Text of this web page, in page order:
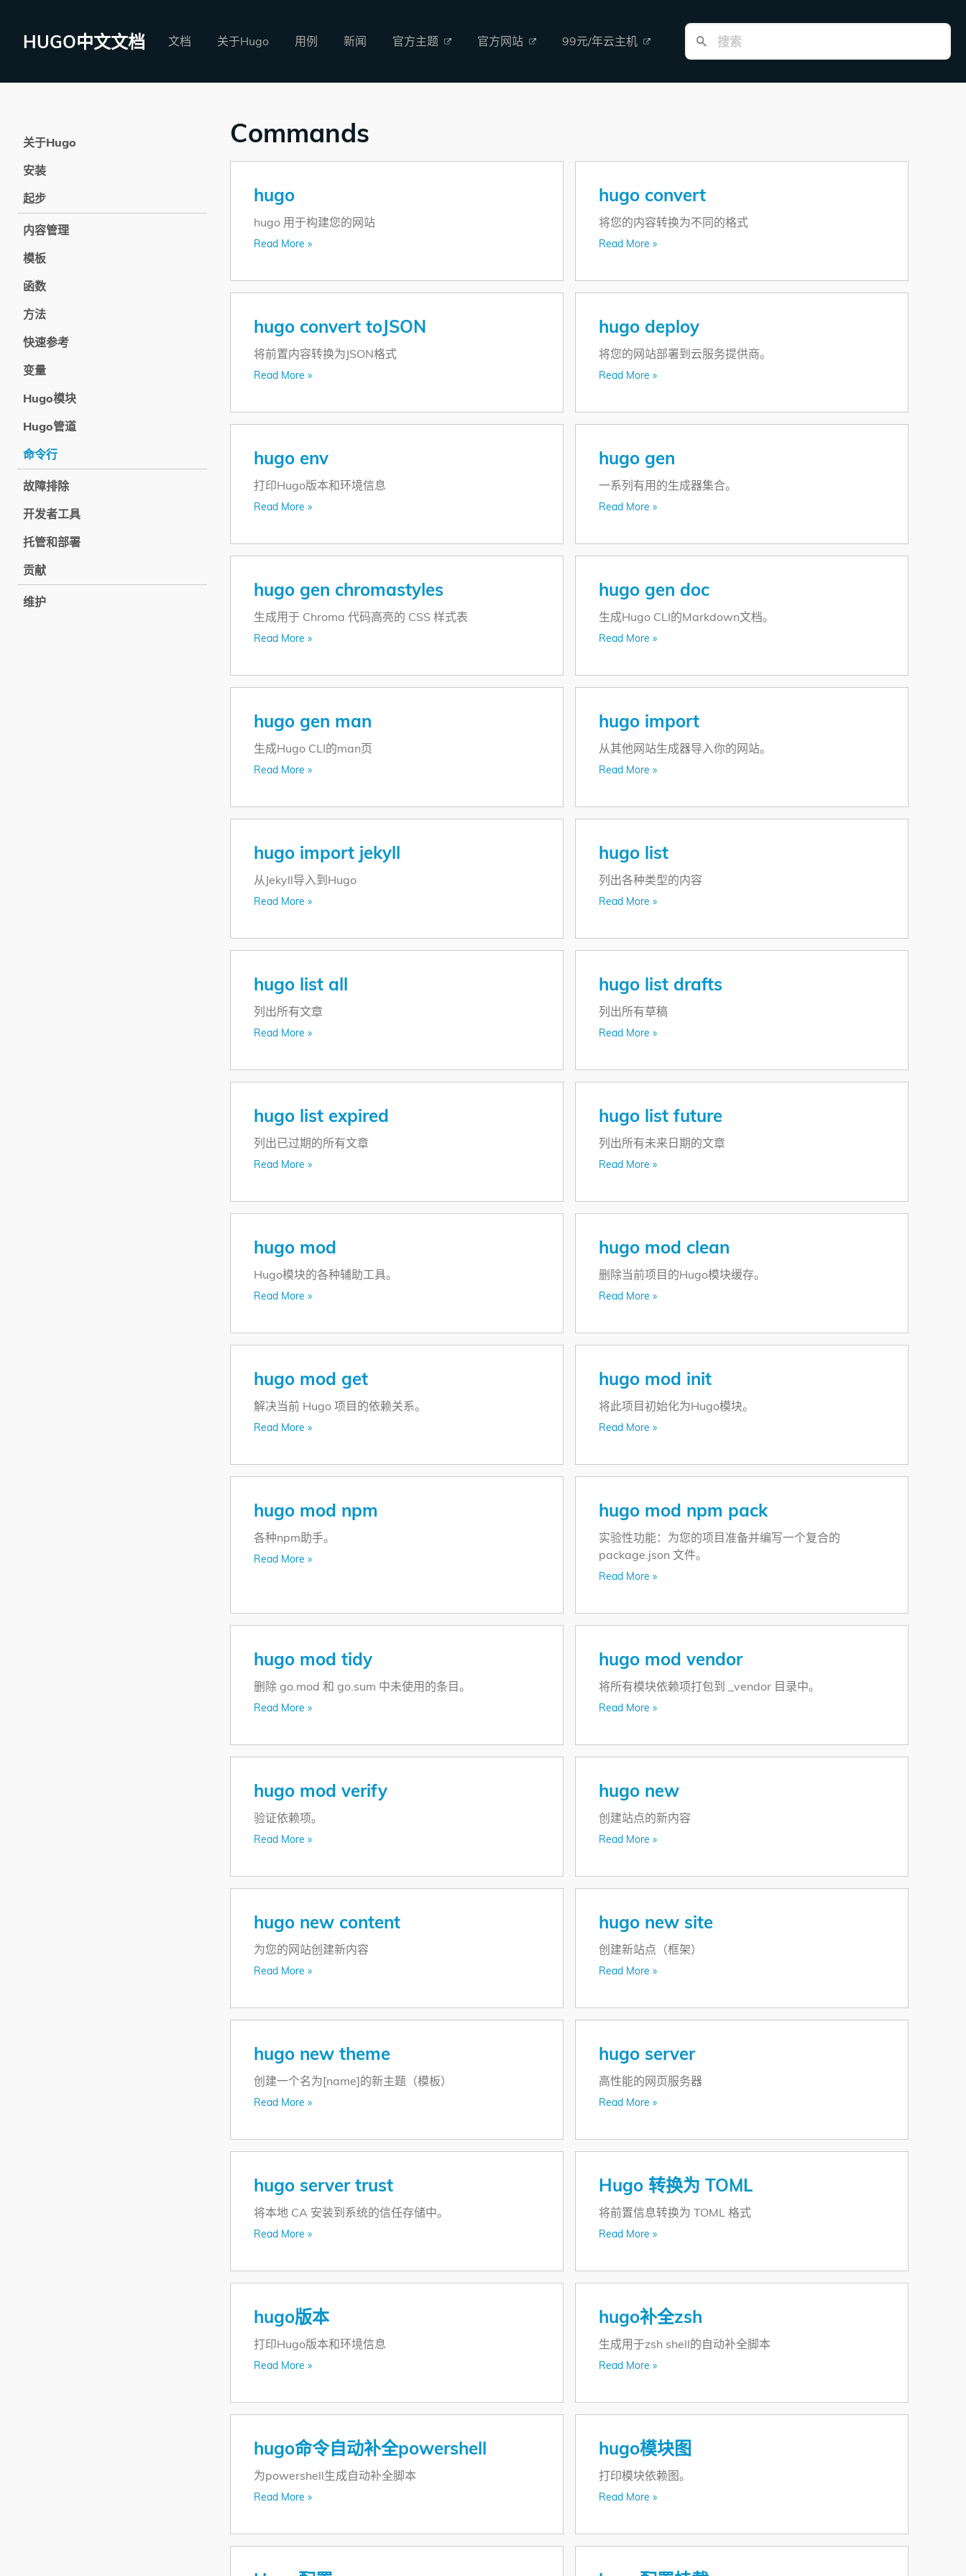
HUGO中文文档 文档 关于Hugo 用例 新闻 官方主题 官方网站 99元/年云主机
关于Hugo
安装
起步
内容管理
模板
函数
方法
快速参考
变量
Hugo模块
Hugo管道
命令行
故障排除
开发者工具
托管和部署
贡献
维护
Commands
hugo
hugo 用于构建您的网站
Read More »
hugo convert
将您的内容转换为不同的格式
Read More »
hugo convert toJSON
将前置内容转换为JSON格式
Read More »
hugo deploy
将您的网站部署到云服务提供商。
Read More »
hugo env
打印Hugo版本和环境信息
Read More »
hugo gen
一系列有用的生成器集合。
Read More »
hugo gen chromastyles
生成用于 Chroma 代码高亮的 CSS 样式表
Read More »
hugo gen doc
生成Hugo CLI的Markdown文档。
Read More »
hugo gen man
生成Hugo CLI的man页
Read More »
hugo import
从其他网站生成器导入你的网站。
Read More »
hugo import jekyll
从Jekyll导入到Hugo
Read More »
hugo list
列出各种类型的内容
Read More »
hugo list all
列出所有文章
Read More »
hugo list drafts
列出所有草稿
Read More »
hugo list expired
列出已过期的所有文章
Read More »
hugo list future
列出所有未来日期的文章
Read More »
hugo mod
Hugo模块的各种辅助工具。
Read More »
hugo mod clean
删除当前项目的Hugo模块缓存。
Read More »
hugo mod get
解决当前 Hugo 项目的依赖关系。
Read More »
hugo mod init
将此项目初始化为Hugo模块。
Read More »
hugo mod npm
各种npm助手。
Read More »
hugo mod npm pack
实验性功能：为您的项目准备并编写一个复合的
package.json 文件。
Read More »
hugo mod tidy
删除 go.mod 和 go.sum 中未使用的条目。
Read More »
hugo mod vendor
将所有模块依赖项打包到 _vendor 目录中。
Read More »
hugo mod verify
验证依赖项。
Read More »
hugo new
创建站点的新内容
Read More »
hugo new content
为您的网站创建新内容
Read More »
hugo new site
创建新站点（框架）
Read More »
hugo new theme
创建一个名为[name]的新主题（模板）
Read More »
hugo server
高性能的网页服务器
Read More »
hugo server trust
将本地 CA 安装到系统的信任存储中。
Read More »
Hugo 转换为 TOML
将前置信息转换为 TOML 格式
Read More »
hugo版本
打印Hugo版本和环境信息
Read More »
hugo补全zsh
生成用于zsh shell的自动补全脚本
Read More »
hugo命令自动补全powershell
为powershell生成自动补全脚本
Read More »
hugo模块图
打印模块依赖图。
Read More »